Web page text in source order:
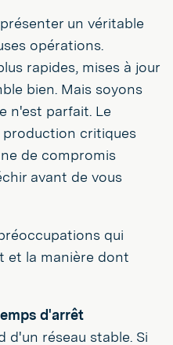
un véritable
opérations.
rapides, mises à jour
bien. Mais soyons
n'est parfait. Le
critiques
de compromis
avant de vous
qui
et la manière dont
d'arrêt
d'un réseau stable. Si